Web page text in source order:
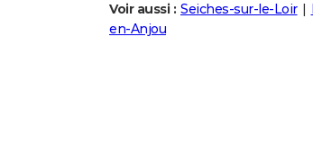
Voir aussi : Seiches-sur-le-Loir
en-Anjou